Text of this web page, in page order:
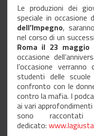
Le produzioni dei
speciale in occasione
dell’Impegno,
nel corso di un
Roma il 23 maggio
occasione
l’occasione
studenti delle
confronto con le
contro la mafia. I
ai vari
sono
dedicato: